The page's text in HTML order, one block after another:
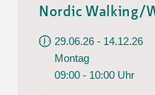
Nordic Walking/
29.06.26 - 14.12.26
Montag
09:00 - 10:00 Uhr